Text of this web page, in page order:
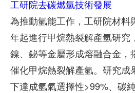
工研院去碳燃氫技術發展
為推動氫能工作，工研院材料
年起進行甲烷熱裂解產氫研究
鎳、鉍等金屬形成熔融合金，
催化甲烷熱裂解產氫。研究成
下達成氫氣選擇性>99%、碳